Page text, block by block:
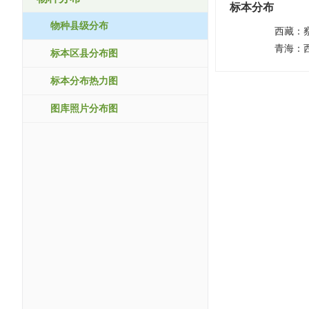
物种县级分布
标本区县分布图
标本分布热力图
图库照片分布图
标本分布
西藏：
青海：